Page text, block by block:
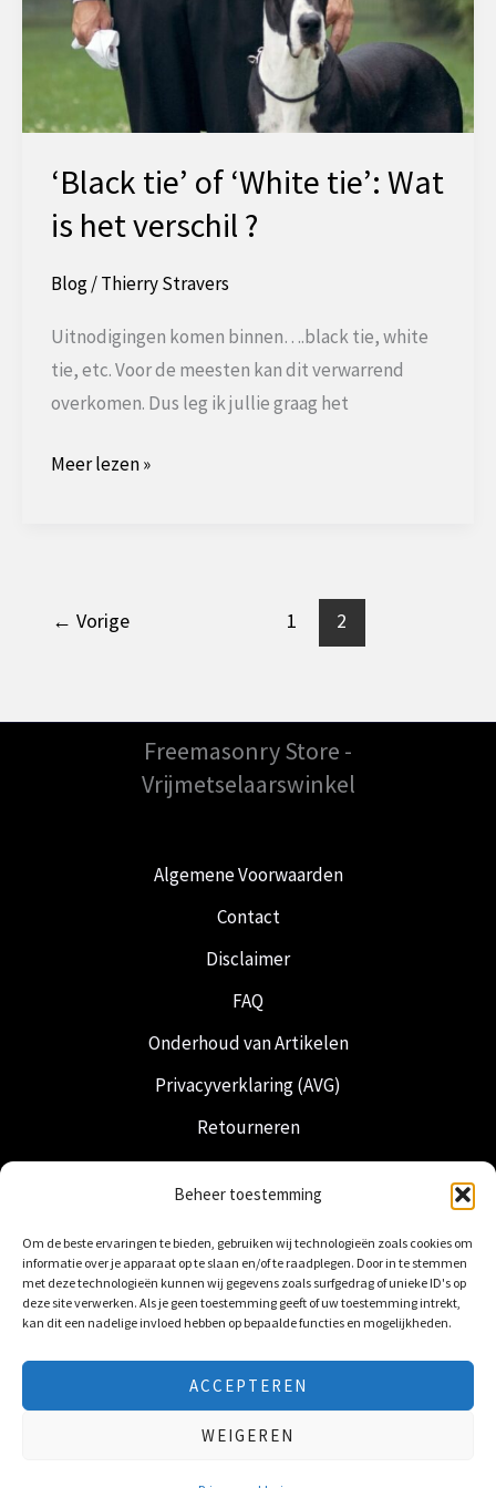
Beheer toestemming
Om de beste ervaringen te bieden, gebruiken wij technologieën zoals cookies om
informatie over je apparaat op te slaan en/of te raadplegen. Door in te stemmen
met deze technologieën kunnen wij gegevens zoals surfgedrag of unieke ID's op
deze site verwerken. Als je geen toestemming geeft of uw toestemming intrekt,
kan dit een nadelige invloed hebben op bepaalde functies en mogelijkheden.
ACCEPTEREN
WEIGEREN
‘Black tie’ of ‘White tie’: Wat
is het verschil ?
Blog/Thierry Stravers
Uitnodigingen komen binnen….black tie, white
tie, etc. Voor de meesten kan dit verwarrend
overkomen. Dus leg ik jullie graag het
‘Black
Wat
verschil
Meer lezen »
← Vorige 1 2
Freemasonry Store -
Vrijmetselaarswinkel
Algemene Voorwaarden
Contact
Disclaimer
FAQ
Onderhoud van Artikelen
Privacyverklaring (AVG)
Retourneren
Verzending & Levering
Nederlandse Regalia
© 2026 Freemasonry Store - Vrijmetselaarswinkel.